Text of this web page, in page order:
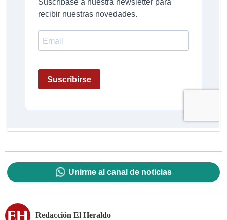
Unirme al canal de noticias
Redacción El Heraldo